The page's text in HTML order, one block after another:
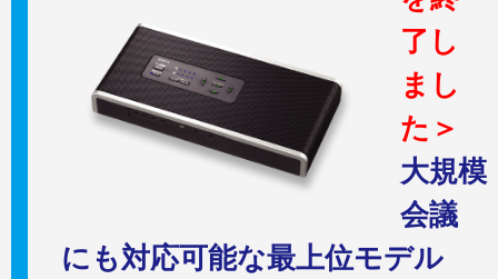
了し
まし
た＞
大規模
会議
にも対応可能な最上位モデル